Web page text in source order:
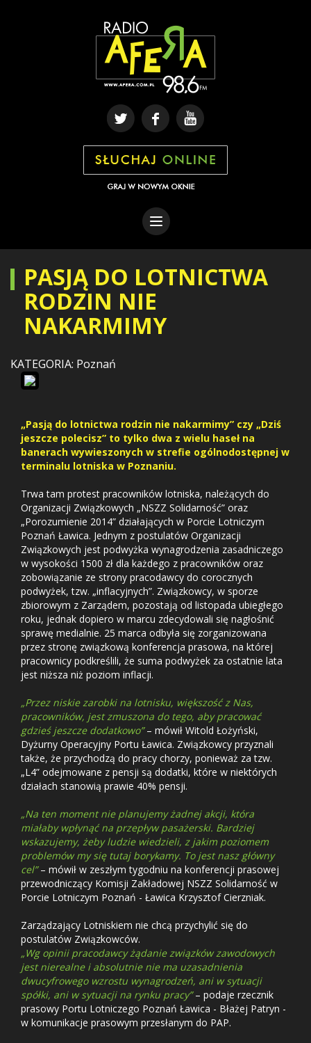
PASJĄ DO LOTNICTWA
RODZIN NIE
NAKARMIMY
KATEGORIA: Poznań
„Pasją do lotnictwa rodzin nie nakarmimy” czy „Dziś
jeszcze polecisz” to tylko dwa z wielu haseł na
banerach wywieszonych w strefie ogólnodostępnej w
terminalu lotniska w Poznaniu.
Trwa tam protest pracowników lotniska, należących do
Organizacji Związkowych „NSZZ Solidarność” oraz
„Porozumienie 2014” działających w Porcie Lotniczym
Poznań Ławica. Jednym z postulatów Organizacji
Związkowych jest podwyżka wynagrodzenia zasadniczego
w wysokości 1500 zł dla każdego z pracowników oraz
zobowiązanie ze strony pracodawcy do corocznych
podwyżek, tzw. „inflacyjnych”. Związkowcy, w sporze
zbiorowym z Zarządem, pozostają od listopada ubiegłego
roku, jednak dopiero w marcu zdecydowali się nagłośnić
sprawę medialnie. 25 marca odbyła się zorganizowana
przez stronę związkową konferencja prasowa, na której
pracownicy podkreślili, że suma podwyżek za ostatnie lata
jest niższa niż poziom inflacji.
„Przez niskie zarobki na lotnisku, większość z Nas,
pracowników, jest zmuszona do tego, aby pracować
gdzieś jeszcze dodatkowo”– mówił Witold Łożyński,
Dyżurny Operacyjny Portu Ławica. Związkowcy przyznali
także, że przychodzą do pracy chorzy, ponieważ za tzw.
„L4” odejmowane z pensji są dodatki, które w niektórych
działach stanowią prawie 40% pensji.
„Na ten moment nie planujemy żadnej akcji, która
miałaby wpłynąć na przepływ pasażerski. Bardziej
wskazujemy, żeby ludzie wiedzieli, z jakim poziomem
problemów my się tutaj borykamy. To jest nasz główny
cel”– mówił w zeszłym tygodniu na konferencji prasowej
przewodniczący Komisji Zakładowej NSZZ Solidarność w
Porcie Lotniczym Poznań - Ławica Krzysztof Cierzniak.
Zarządzający Lotniskiem nie chcą przychylić się do
postulatów Związkowców.
„Wg opinii pracodawcy żądanie związków zawodowych
jest nierealne i absolutnie nie ma uzasadnienia
dwucyfrowego wzrostu wynagrodzeń, ani w sytuacji
spółki, ani w sytuacji na rynku pracy”– podaje rzecznik
prasowy Portu Lotniczego Poznań Ławica - Błażej Patryn -
w komunikacje prasowym przesłanym do PAP.